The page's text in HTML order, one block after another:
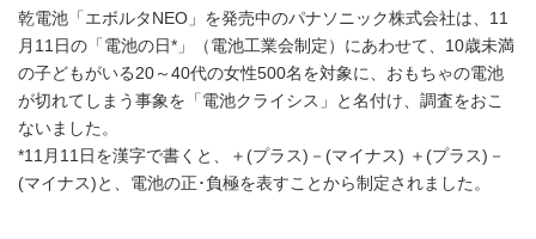
乾電池「エボルタNEO」を発売中のパナソニック株式会社は、11
月11日の「電池の日*」（電池工業会制定）にあわせて、10歳未満
の子どもがいる20～40代の女性500名を対象に、おもちゃの電池
が切れてしまう事象を「電池クライシス」と名付け、調査をおこ
ないました。
*11月11日を漢字で書くと、＋(プラス)－(マイナス) ＋(プラス)－
(マイナス)と、電池の正･負極を表すことから制定されました。